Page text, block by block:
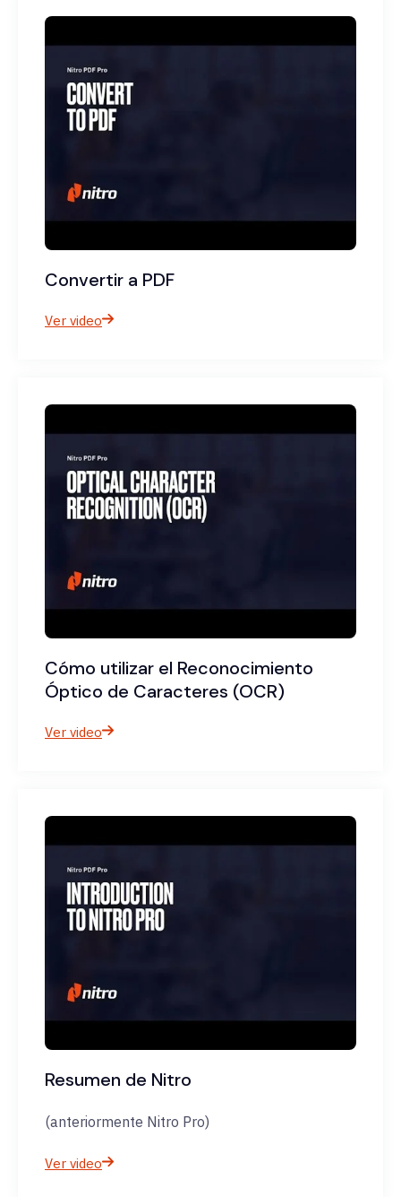
Convertir a PDF
Ver video
Cómo utilizar el Reconocimiento
Óptico de Caracteres (OCR)
Ver video
Resumen de Nitro
(anteriormente Nitro Pro)
Ver video